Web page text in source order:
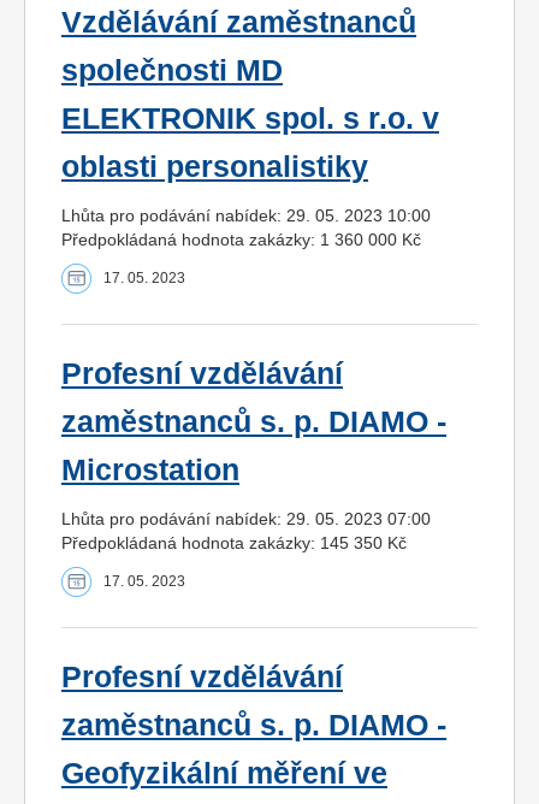
Vzdělávání zaměstnanců
společnosti MD
ELEKTRONIK spol. s r.o. v
oblasti personalistiky
Lhůta pro podávání nabídek: 29. 05. 2023 10:00
Předpokládaná hodnota zakázky: 1 360 000 Kč
17. 05. 2023
Profesní vzdělávání
zaměstnanců s. p. DIAMO -
Microstation
Lhůta pro podávání nabídek: 29. 05. 2023 07:00
Předpokládaná hodnota zakázky: 145 350 Kč
17. 05. 2023
Profesní vzdělávání
zaměstnanců s. p. DIAMO -
Geofyzikální měření ve